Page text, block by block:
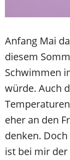
Anfang Mai
diesem
Schwimmen
würde. Auch
eher an den
denken.
ist bei mir der